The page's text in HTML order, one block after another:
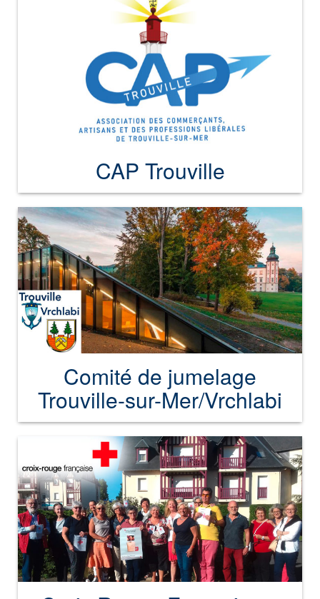
CAP Trouville
Comité de jumelage
Trouville-sur-Mer/Vrchlabi